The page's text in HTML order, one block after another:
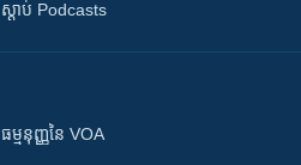
ស្តាប់ Podcasts
ធម្មនុញ្ញ​នៃ VOA